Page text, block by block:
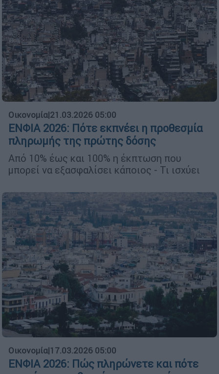
Οικονομία|21.03.2026 05:00
ΕΝΦΙΑ 2026: Πότε εκπνέει η προθεσμία
πληρωμής της πρώτης δόσης
Από 10% έως και 100% η έκπτωση που
μπορεί να εξασφαλίσει κάποιος - Τι ισχύει
Οικονομία|17.03.2026 05:00
ΕΝΦΙΑ 2026: Πώς πληρώνετε και πότε